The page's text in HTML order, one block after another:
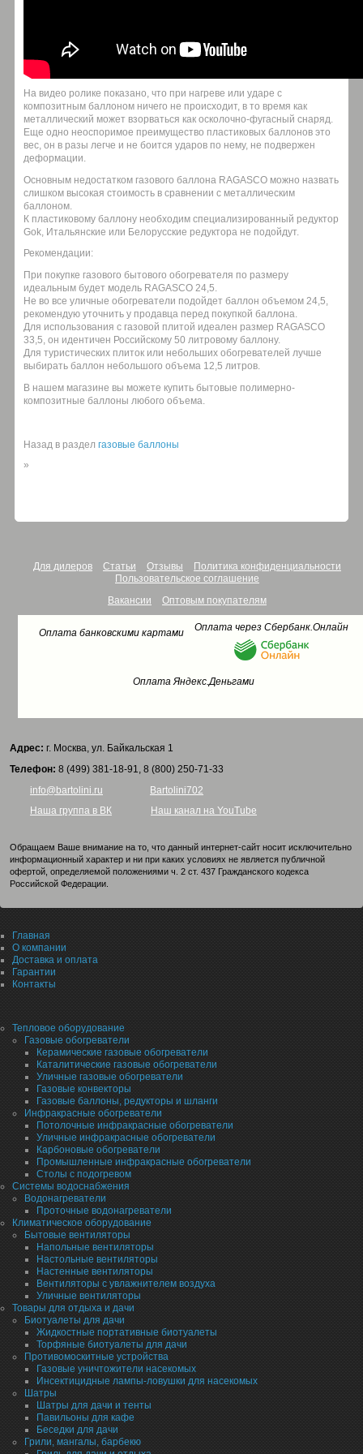
На видео ролике показано, что при нагреве или ударе с
композитным баллоном ничего не происходит, в то время как
металлический может взорваться как осколочно-фугасный снаряд.
Еще одно неоспоримое преимущество пластиковых баллонов это
вес, он в разы легче и не боится ударов по нему, не подвержен
деформации.
Основным недостатком газового баллона RAGASCO можно назвать
слишком высокая стоимость в сравнении с металлическим
баллоном.
К пластиковому баллону необходим специализированный редуктор
Gok, Итальянские или Белорусские редуктора не подойдут.
Рекомендации:
При покупке газового бытового обогревателя по размеру
идеальным будет модель RAGASCO 24,5.
Не во все уличные обогреватели подойдет баллон объемом 24,5,
рекомендую уточнить у продавца перед покупкой баллона.
Для использования с газовой плитой идеален размер RAGASCO
33,5, он идентичен Российскому 50 литровому баллону.
Для туристических плиток или небольших обогревателей лучше
выбирать баллон небольшого объема 12,5 литров.
В нашем магазине вы можете купить бытовые полимерно-
композитные баллоны любого объема.
Назад в раздел газовые баллоны
»
Для дилеров Статьи Отзывы
Политика конфиденциальности
Пользовательское соглашение
Вакансии
Оптовым покупателям
Оплата банковскими картами Оплата через Сбербанк.Онлайн
Оплата Яндекс.Деньгами
Адрес: г. Москва, ул. Байкальская 1
Телефон: 8 (499) 381-18-91, 8 (800) 250-71-33
info@bartolini.ru
Bartolini702
Наша группа в ВК
Наш канал на YouTube
Обращаем Ваше внимание на то, что данный интернет-сайт носит исключительно
информационный характер и ни при каких условиях не является публичной
офертой, определяемой положениями ч. 2 ст. 437 Гражданского кодекса
Российской Федерации.
Главная
О компании
Доставка и оплата
Гарантии
Контакты
Тепловое оборудование
Газовые обогреватели
Керамические газовые обогреватели
Каталитические газовые обогреватели
Уличные газовые обогреватели
Газовые конвекторы
Газовые баллоны, редукторы и шланги
Инфракрасные обогреватели
Потолочные инфракрасные обогреватели
Уличные инфракрасные обогреватели
Карбоновые обогреватели
Промышленные инфракрасные обогреватели
Столы с подогревом
Системы водоснабжения
Водонагреватели
Проточные водонагреватели
Климатическое оборудование
Бытовые вентиляторы
Напольные вентиляторы
Настольные вентиляторы
Настенные вентиляторы
Вентиляторы с увлажнителем воздуха
Уличные вентиляторы
Товары для отдыха и дачи
Биотуалеты для дачи
Жидкостные портативные биотуалеты
Торфяные биотуалеты для дачи
Противомоскитные устройства
Газовые уничтожители насекомых
Инсектицидные лампы-ловушки для насекомых
Шатры
Шатры для дачи и тенты
Павильоны для кафе
Беседки для дачи
Грили, мангалы, барбекю